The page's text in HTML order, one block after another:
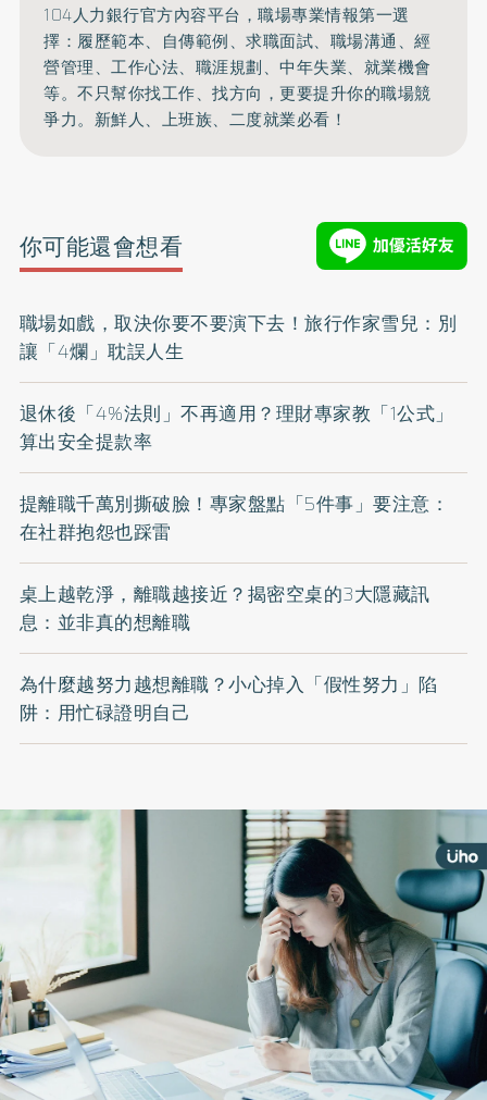
104人力銀行官方內容平台，職場專業情報第一選
擇：履歷範本、自傳範例、求職面試、職場溝通、經
營管理、工作心法、 職涯規劃、中年失業、就業機會
等。不只幫你找工作、找方向，更要提升你的職場競
爭力。新鮮人、上班族、二度就業必看！
你可能還會想看
職場如戲，取決你要不要演下去！旅行作家雪兒：別
讓「4爛」耽誤人生
退休後「4%法則」不再適用？理財專家教「1公式」
算出安全提款率
提離職千萬別撕破臉！專家盤點「5件事」要注意：
在社群抱怨也踩雷
桌上越乾淨，離職越接近？揭密空桌的3大隱藏訊
息：並非真的想離職
為什麼越努力越想離職？小心掉入「假性努力」陷
阱：用忙碌證明自己